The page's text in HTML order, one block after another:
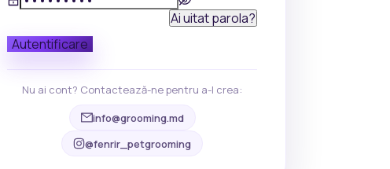
Ai uitat parola?
Autentificare
Nu ai cont? Contactează-ne pentru a-l crea:
info@grooming.md
@fenrir_petgrooming